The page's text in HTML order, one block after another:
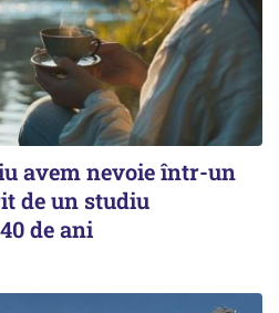
avem nevoie într-un
de un studiu
de ani